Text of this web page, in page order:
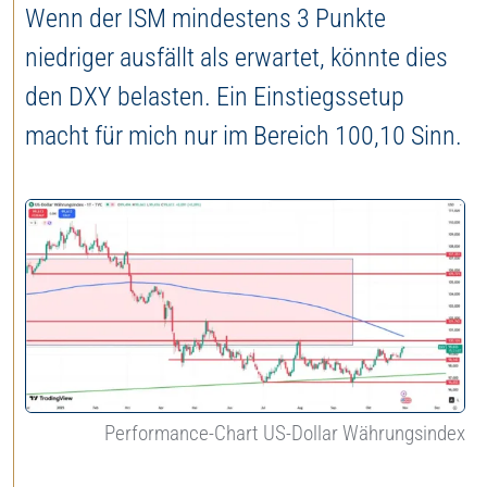
Wenn der ISM mindestens 3 Punkte
niedriger ausfällt als erwartet, könnte dies
den DXY belasten. Ein Einstiegssetup
macht für mich nur im Bereich 100,10 Sinn.
Performance-Chart US-Dollar Währungsindex